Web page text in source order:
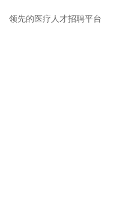
领先的医疗人才招聘平台